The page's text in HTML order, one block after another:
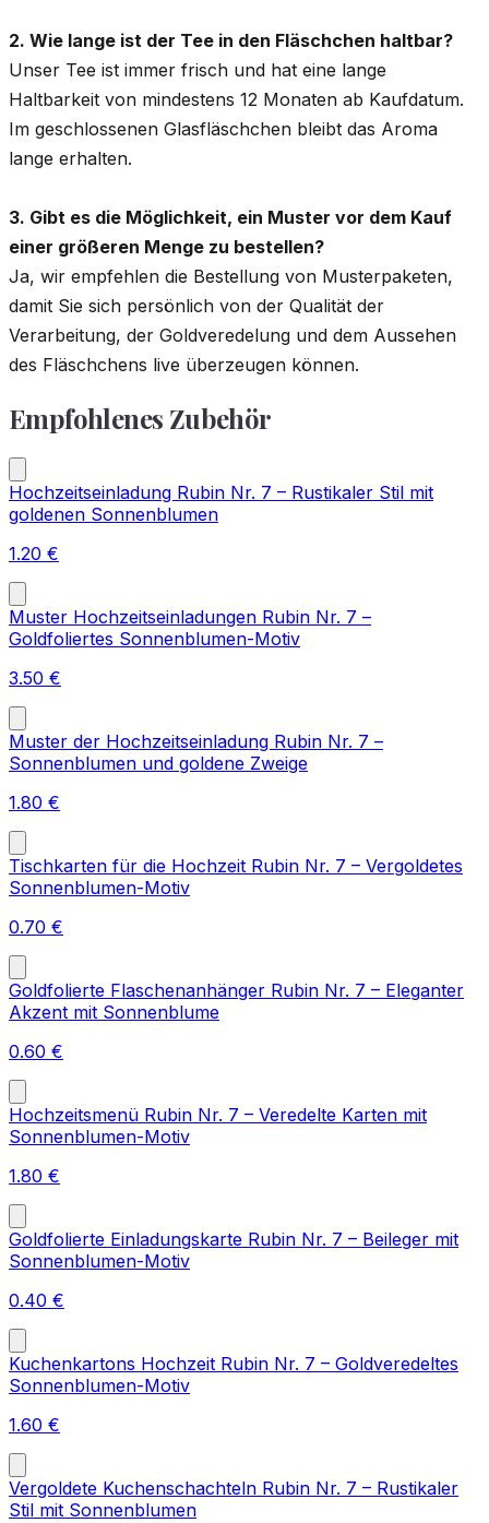
2. Wie lange ist der Tee in den Fläschchen haltbar?
Unser Tee ist immer frisch und hat eine lange
Haltbarkeit von mindestens 12 Monaten ab Kaufdatum.
Im geschlossenen Glasfläschchen bleibt das Aroma
lange erhalten.
3. Gibt es die Möglichkeit, ein Muster vor dem Kauf
einer größeren Menge zu bestellen?
Ja, wir empfehlen die Bestellung von Musterpaketen,
damit Sie sich persönlich von der Qualität der
Verarbeitung, der Goldveredelung und dem Aussehen
des Fläschchens live überzeugen können.
Empfohlenes Zubehör
Hochzeitseinladung Rubin Nr. 7 – Rustikaler Stil mit
goldenen Sonnenblumen
1.20 €
Muster Hochzeitseinladungen Rubin Nr. 7 –
Goldfoliertes Sonnenblumen-Motiv
3.50 €
Muster der Hochzeitseinladung Rubin Nr. 7 –
Sonnenblumen und goldene Zweige
1.80 €
Tischkarten für die Hochzeit Rubin Nr. 7 – Vergoldetes
Sonnenblumen-Motiv
0.70 €
Goldfolierte Flaschenanhänger Rubin Nr. 7 – Eleganter
Akzent mit Sonnenblume
0.60 €
Hochzeitsmenü Rubin Nr. 7 – Veredelte Karten mit
Sonnenblumen-Motiv
1.80 €
Goldfolierte Einladungskarte Rubin Nr. 7 – Beileger mit
Sonnenblumen-Motiv
0.40 €
Kuchenkartons Hochzeit Rubin Nr. 7 – Goldveredeltes
Sonnenblumen-Motiv
1.60 €
Vergoldete Kuchenschachteln Rubin Nr. 7 – Rustikaler
Stil mit Sonnenblumen